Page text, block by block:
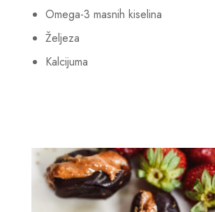
Omega-3 masnih kiselina
Željeza
Kalcijuma